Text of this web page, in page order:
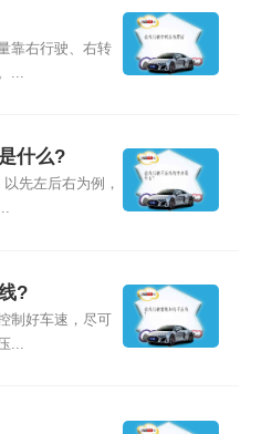
靠右行驶、右转
...
什么?
先左后右为例，
?
制好车速，尽可
...